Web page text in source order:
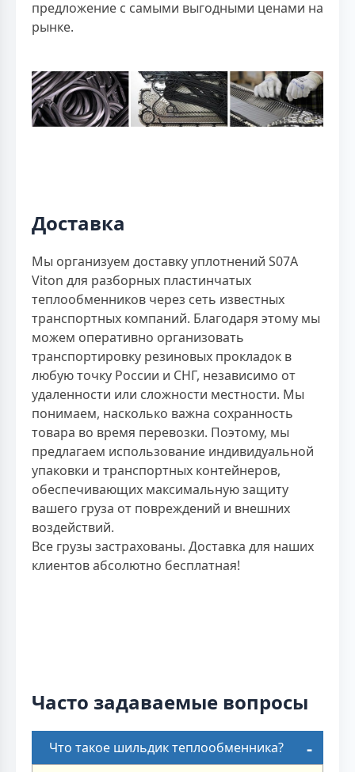
предложение с самыми выгодными ценами на
рынке.
Доставка
Мы организуем доставку уплотнений S07A
Viton для разборных пластинчатых
теплообменников через сеть известных
транспортных компаний. Благодаря этому мы
можем оперативно организовать
транспортировку резиновых прокладок в
любую точку России и СНГ, независимо от
удаленности или сложности местности. Мы
понимаем, насколько важна сохранность
товара во время перевозки. Поэтому, мы
предлагаем использование индивидуальной
упаковки и транспортных контейнеров,
обеспечивающих максимальную защиту
вашего груза от повреждений и внешних
воздействий.
Все грузы застрахованы. Доставка для наших
клиентов абсолютно бесплатная!
Часто задаваемые вопросы
Что такое шильдик теплообменника?